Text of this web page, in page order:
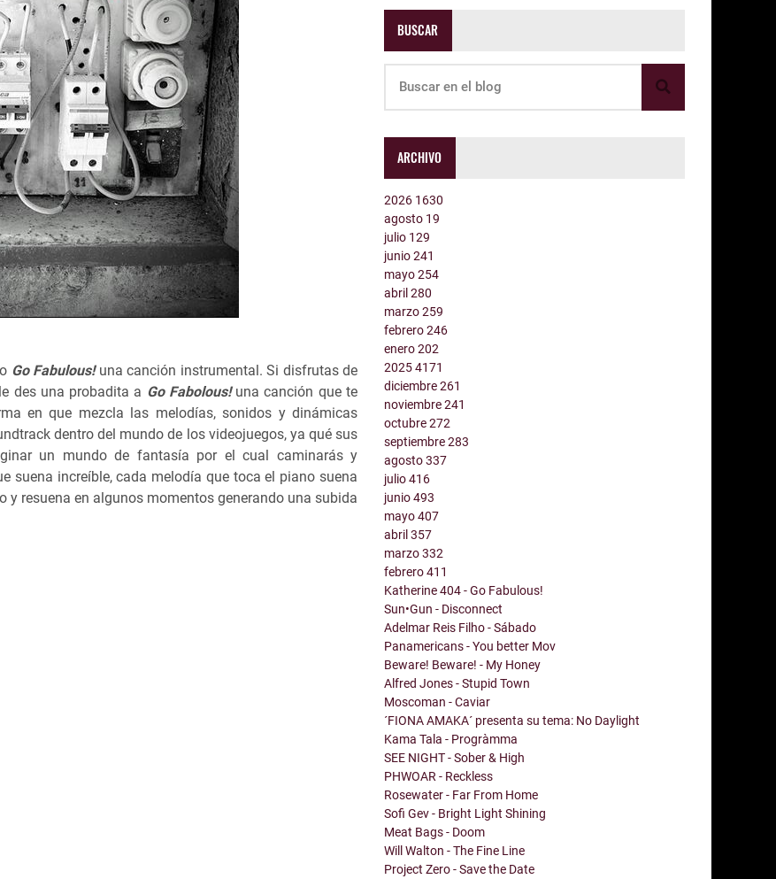
Go Fabulous! una canción instrumental. Si disfrutas de
des una probadita a Go Fabolous! una canción que te
en que mezcla las melodías, sonidos y dinámicas
dentro del mundo de los videojuegos, ya qué sus
un mundo de fantasía por el cual caminarás y
suena increíble, cada melodía que toca el piano suena
resuena en algunos momentos generando una subida
BUSCAR
ARCHIVO
2026 1630
agosto 19
julio 129
junio241
mayo254
abril280
marzo259
febrero246
enero202
20254171
diciembre261
noviembre241
octubre272
septiembre283
agosto337
julio416
junio493
mayo407
abril357
marzo332
febrero411
Katherine 404 - Go Fabulous!
Sun•Gun - Disconnect
Adelmar Reis Filho - Sábado
Panamericans - You better Mov
Beware! Beware! - My Honey
Alfred Jones - Stupid Town
Moscoman - Caviar
´FIONA AMAKA´ presenta su tema: No Daylight
Kama Tala - Progràmma
SEE NIGHT - Sober & High
PHWOAR - Reckless
Rosewater - Far From Home
Sofi Gev - Bright Light Shining
Meat Bags - Doom
Will Walton - The Fine Line
Project Zero - Save the Date